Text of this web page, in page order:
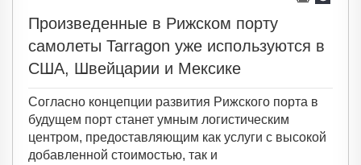
Произведенные в Рижском порту
самолеты Tarragon уже используются в
США, Швейцарии и Мексике
Согласно концепции развития Рижского порта в
будущем порт станет умным логистическим
центром, предоставляющим как услуги с высокой
добавленной стоимостью, так и